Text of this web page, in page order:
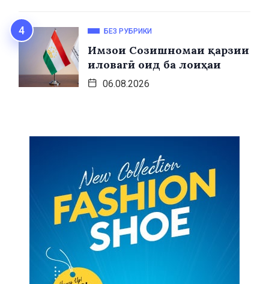
БЕЗ РУБРИКИ
Имзои Созишномаи қарзии
иловагӣ оид ба лоиҳаи
06.08.2026